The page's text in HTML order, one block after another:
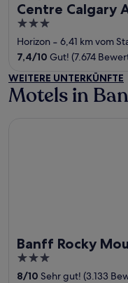
Centre Calgary
3
out
of
Horizon ‐ 6,41 km vom
7,4/10 Gut! (7.674
WEITERE UNTERKÜNFTE
Motels in
Banff Rocky
3
out
8/10 Sehr gut! (3.133